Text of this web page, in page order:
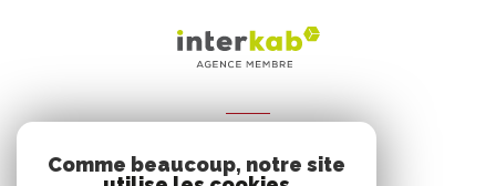
Comme beaucoup, notre site